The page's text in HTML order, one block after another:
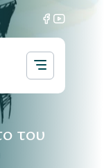
του